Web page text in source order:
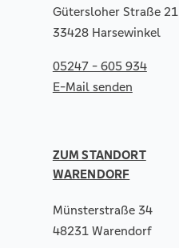
Gütersloher Straße 21
33428 Harsewinkel
05247 - 605 934
E-Mail senden
ZUM STANDORT
WARENDORF
Münsterstraße 34
48231 Warendorf